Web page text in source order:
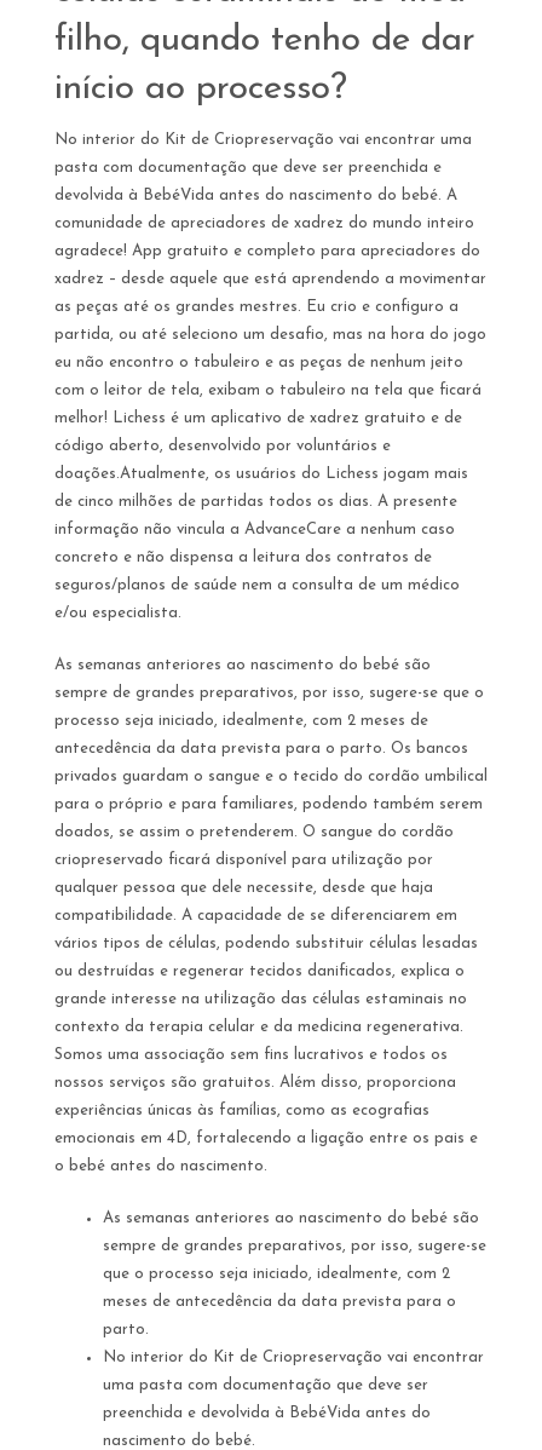
filho, quando tenho de dar
início ao processo?
No interior do Kit de Criopreservação vai encontrar uma
pasta com documentação que deve ser preenchida e
devolvida à BebéVida antes do nascimento do bebé. A
comunidade de apreciadores de xadrez do mundo inteiro
agradece! App gratuito e completo para apreciadores do
xadrez – desde aquele que está aprendendo a movimentar
as peças até os grandes mestres. Eu crio e configuro a
partida, ou até seleciono um desafio, mas na hora do jogo
eu não encontro o tabuleiro e as peças de nenhum jeito
com o leitor de tela, exibam o tabuleiro na tela que ficará
melhor! Lichess é um aplicativo de xadrez gratuito e de
código aberto, desenvolvido por voluntários e
doações.Atualmente, os usuários do Lichess jogam mais
de cinco milhões de partidas todos os dias. A presente
informação não vincula a AdvanceCare a nenhum caso
concreto e não dispensa a leitura dos contratos de
seguros/planos de saúde nem a consulta de um médico
e/ou especialista.
As semanas anteriores ao nascimento do bebé são
sempre de grandes preparativos, por isso, sugere-se que o
processo seja iniciado, idealmente, com 2 meses de
antecedência da data prevista para o parto. Os bancos
privados guardam o sangue e o tecido do cordão umbilical
para o próprio e para familiares, podendo também serem
doados, se assim o pretenderem. O sangue do cordão
criopreservado ficará disponível para utilização por
qualquer pessoa que dele necessite, desde que haja
compatibilidade. A capacidade de se diferenciarem em
vários tipos de células, podendo substituir células lesadas
ou destruídas e regenerar tecidos danificados, explica o
grande interesse na utilização das células estaminais no
contexto da terapia celular e da medicina regenerativa.
Somos uma associação sem fins lucrativos e todos os
nossos serviços são gratuitos. Além disso, proporciona
experiências únicas às famílias, como as ecografias
emocionais em 4D, fortalecendo a ligação entre os pais e
o bebé antes do nascimento.
As semanas anteriores ao nascimento do bebé são
sempre de grandes preparativos, por isso, sugere-se
que o processo seja iniciado, idealmente, com 2
meses de antecedência da data prevista para o
parto.
No interior do Kit de Criopreservação vai encontrar
uma pasta com documentação que deve ser
preenchida e devolvida à BebéVida antes do
nascimento do bebé.